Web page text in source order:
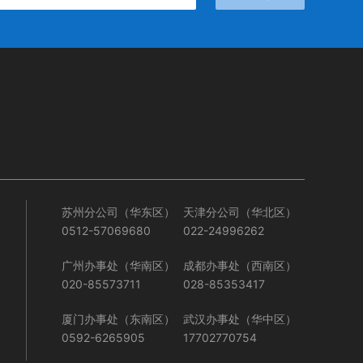
苏州分公司（华东区）
0512-57069680
天津分公司（华北区）
022-24996262
广州办事处（华南区）
020-85573711
成都办事处（西南区）
028-85353417
厦门办事处（东南区）
0592-6265905
武汉办事处（华中区）
17702770754